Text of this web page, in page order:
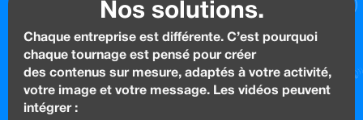
Nos solutions.
Chaque entreprise est différente. C’est pourquoi
chaque tournage est pensé pour créer
des contenus sur mesure, adaptés à votre activité,
votre image et votre message. Les vidéos peuvent
intégrer :